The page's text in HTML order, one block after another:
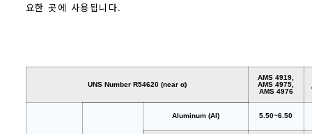
요한 곳에 사용됩니다.
UNS Number R54620 (near α)
AMS 4919,
AMS 4975,
AMS 4976
Aluminum (Al) 5.50~6.50